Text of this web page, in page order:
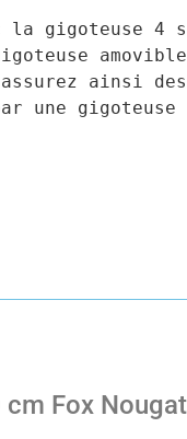
gigoteuse 4
ainsi
une
Fox Nougat